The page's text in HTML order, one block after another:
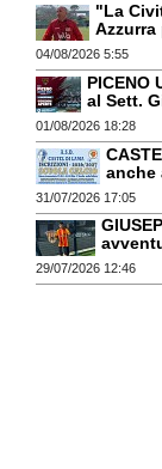
"La
04/08/2026 5:55
PICENO
al Sett.
01/08/2026 18:28
anche
31/07/2026 17:05
29/07/2026 12:46